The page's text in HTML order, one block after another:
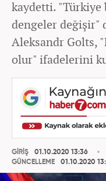
kaydetti. "Türkiye
dengeler değişir"
Aleksandr Golts,
olur" ifadelerini
GİRİŞ
01.10.2020 13:36
GÜNCELLEME
01.10.2020